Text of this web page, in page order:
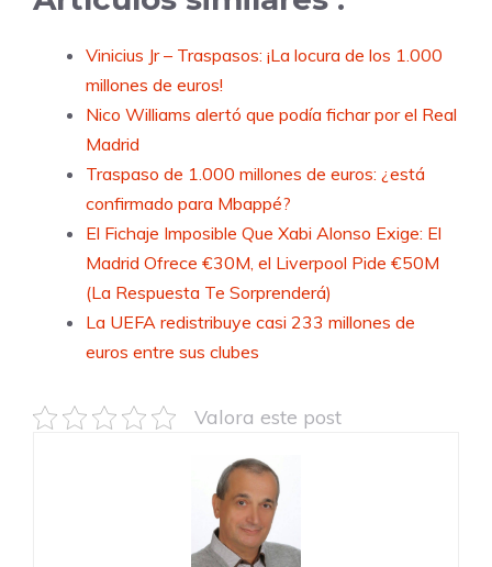
Vinicius Jr – Traspasos: ¡La locura de los 1.000
millones de euros!
Nico Williams alertó que podía fichar por el Real
Madrid
Traspaso de 1.000 millones de euros: ¿está
confirmado para Mbappé?
El Fichaje Imposible Que Xabi Alonso Exige: El
Madrid Ofrece €30M, el Liverpool Pide €50M
(La Respuesta Te Sorprenderá)
La UEFA redistribuye casi 233 millones de
euros entre sus clubes
Valora este post